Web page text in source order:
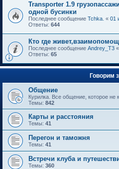
Transporter 1.9
одной бусинки
Последнее сообщение Tchka. « 01
Ответы: 644
Кто где
Последнее сообщение Andrey_T3 «
Ответы: 65
Говорим
Общение
Курилка. Все общение, которое не
Темы: 842
Карты и расстояния
Темы: 41
Перегон и таможня
Темы: 41
Встречи клуба и
Темы: 360